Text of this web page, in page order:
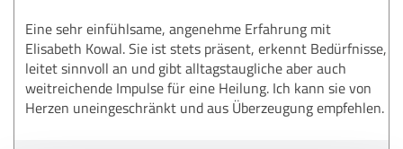
Eine sehr einfühlsame, angenehme Erfahrung mit
Elisabeth Kowal. Sie ist stets präsent, erkennt Bedürfnisse,
leitet sinnvoll an und gibt alltagstaugliche aber auch
weitreichende Impulse für eine Heilung. Ich kann sie von
Herzen uneingeschränkt und aus Überzeugung empfehlen.